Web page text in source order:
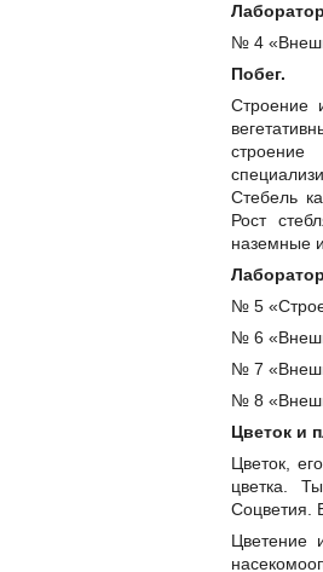
№ 4
Побег.
Строение
Стебель
Рост
наземные
№ 5
№ 6
№ 7
№ 8
Цветок и
Цветок,
цветка.
Соцветия.
Цветение